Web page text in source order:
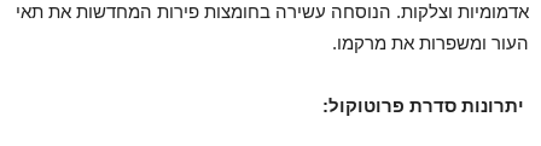
אדמומיות וצלקות. הנוסחה עשירה בחומצות פירות המחדשות את תאי
העור ומשפרות את מרקמו.
יתרונות סדרת פרוטוקול: